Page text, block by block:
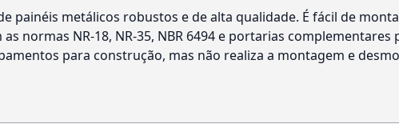
painéis metálicos robustos e de alta qualidade. É fácil de
normas NR-18, NR-35, NBR 6494 e portarias
para construção, mas não realiza a montagem e